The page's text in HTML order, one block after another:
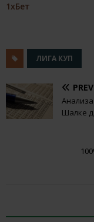
1хБет
ЛИГА КУП
Шалке